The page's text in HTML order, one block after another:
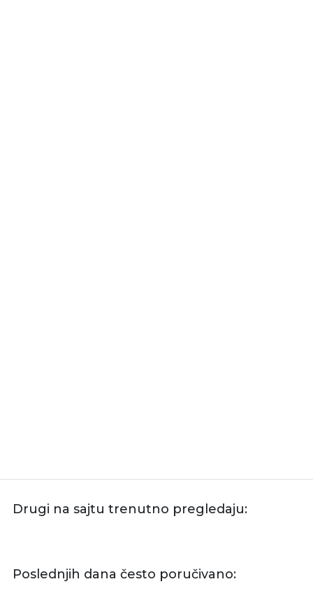
Drugi na sajtu trenutno pregledaju:
Poslednjih dana često poručivano: